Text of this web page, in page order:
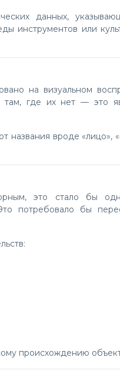
инструментов или
там, где их нет — это
потребовало бы
происхождению